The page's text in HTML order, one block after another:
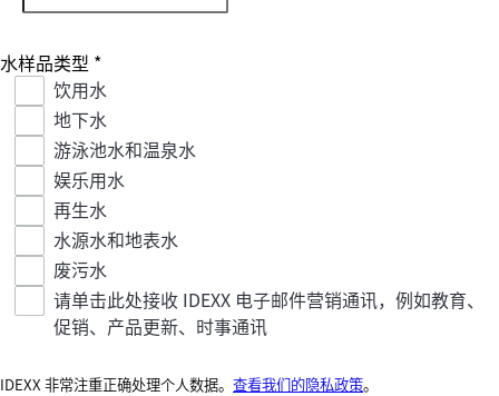
水样品类型 *
饮用水
地下水
游泳池水和温泉水
娱乐用水
再生水
水源水和地表水
废污水
请单击此处接收 IDEXX 电子邮件营销通讯，例如教育、
促销、产品更新、时事通讯
IDEXX 非常注重正确处理个人数据。 查看我们的隐私政策。